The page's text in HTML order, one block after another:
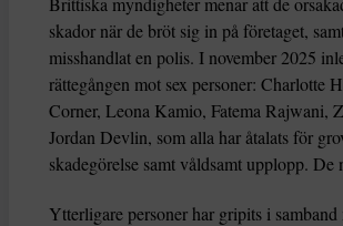
skador när de bröt sig in på företaget,
misshandlat en polis. I november 2025
rättegången mot sex personer: Charlotte
Corner, Leona Kamio, Fatema Rajwani,
Jordan Devlin, som alla har åtalats för
skadegörelse samt våldsamt upplopp.
Ytterligare personer har gripits i samband